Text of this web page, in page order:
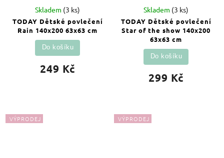
TODAY Dětské povlečení
Rain 140x200 63x63 cm
Skladem (3 ks)
249 Kč
Do košíku
TODAY Dětské povlečení
Star of the show 140x200
63x63 cm
Skladem (3 ks)
299 Kč
Do košíku
VÝPRODEJ VÝPRODEJ